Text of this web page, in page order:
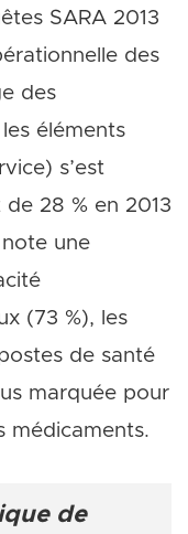
SARA 2013
des
des
éléments
s’est
28 % en 2013
une
(73 %), les
de santé
marquée pour
médicaments.
de